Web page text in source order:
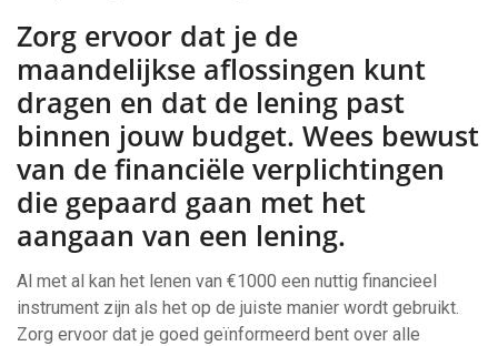
Zorg ervoor dat je de
maandelijkse aflossingen kunt
dragen en dat de lening past
binnen jouw budget. Wees bewust
van de financiële verplichtingen
die gepaard gaan met het
aangaan van een lening.
Al met al kan het lenen van €1000 een nuttig financieel
instrument zijn als het op de juiste manier wordt gebruikt.
Zorg ervoor dat je goed geïnformeerd bent over alle